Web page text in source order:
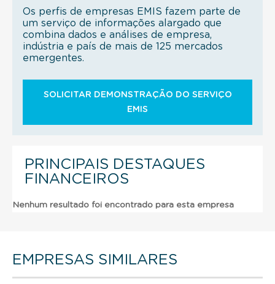
Os perfis de empresas EMIS fazem parte de
um serviço de informações alargado que
combina dados e análises de empresa,
indústria e país de mais de 125 mercados
emergentes.
SOLICITAR DEMONSTRAÇÃO DO SERVIÇO
EMIS
PRINCIPAIS DESTAQUES
FINANCEIROS
Nenhum resultado foi encontrado para esta empresa
EMPRESAS SIMILARES